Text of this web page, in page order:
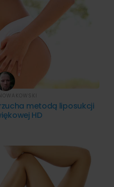
metodą liposukcji
HD